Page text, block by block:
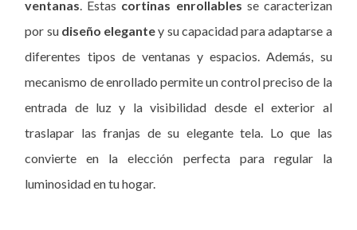
ventanas. Estas cortinas enrollables se caracterizan
por su diseño elegantey su capacidad para adaptarse a
diferentes tipos de ventanas y espacios. Además, su
mecanismo de enrollado permite un control preciso de la
entrada de luz y la visibilidad desde el exterior al
traslapar las franjas de su elegante tela. Lo que las
convierte en la elección perfecta para regular la
luminosidad en tu hogar.